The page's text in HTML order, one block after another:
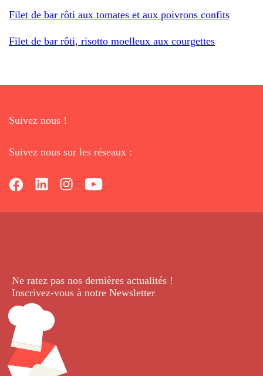
Filet de bar rôti aux tomates et aux poivrons confits
Filet de bar rôti, risotto moelleux aux courgettes
Suivez nous !
Suivez nous sur les réseaux :
Ne ratez pas nos dernières actualités !
Inscrivez-vous à notre Newsletter.